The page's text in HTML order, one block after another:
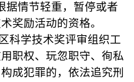
据情节轻重，暂停或者
奖励活动的资格。
科学技术奖评审组织工
职权、玩忽职守、徇私
成犯罪的，依法追究刑